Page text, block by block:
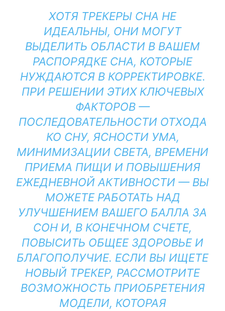
ХОТЯ ТРЕКЕРЫ СНА НЕ
ИДЕАЛЬНЫ, ОНИ МОГУТ
ВЫДЕЛИТЬ ОБЛАСТИ В ВАШЕМ
РАСПОРЯДКЕ СНА, КОТОРЫЕ
НУЖДАЮТСЯ В КОРРЕКТИРОВКЕ.
ПРИ РЕШЕНИИ ЭТИХ КЛЮЧЕВЫХ
ФАКТОРОВ —
ПОСЛЕДОВАТЕЛЬНОСТИ ОТХОДА
КО СНУ, ЯСНОСТИ УМА,
МИНИМИЗАЦИИ СВЕТА, ВРЕМЕНИ
ПРИЕМА ПИЩИ И ПОВЫШЕНИЯ
ЕЖЕДНЕВНОЙ АКТИВНОСТИ — ВЫ
МОЖЕТЕ РАБОТАТЬ НАД
УЛУЧШЕНИЕМ ВАШЕГО БАЛЛА ЗА
СОН И, В КОНЕЧНОМ СЧЕТЕ,
ПОВЫСИТЬ ОБЩЕЕ ЗДОРОВЬЕ И
БЛАГОПОЛУЧИЕ. ЕСЛИ ВЫ ИЩЕТЕ
НОВЫЙ ТРЕКЕР, РАССМОТРИТЕ
ВОЗМОЖНОСТЬ ПРИОБРЕТЕНИЯ
МОДЕЛИ, КОТОРАЯ